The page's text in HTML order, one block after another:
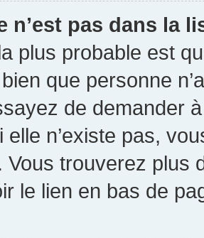
n’est pas dans la
plus probable est
que personne
de demander
elle n’existe pas,
Vous trouverez plus
le lien en bas de